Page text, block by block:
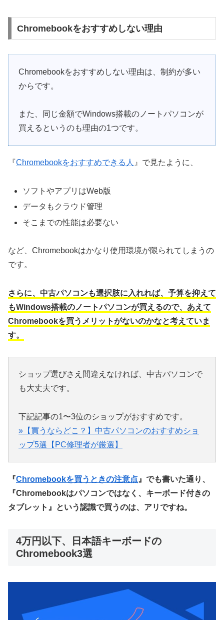
Chromebookをおすすめしない理由
Chromebookをおすすめしない理由は、制約が多い
からです。
また、同じ金額でWindows搭載のノートパソコンが
買えるというのも理由の1つです。
『Chromebookをおすすめできる人 』で見たように、
ソフトやアプリはWeb版
データもクラウド管理
そこまでの性能は必要ない
など、Chromebookはかなり使用環境が限られてしまうの
です。
さらに、中古パソコンも選択肢に入れれば、予算を抑えて
もWindows搭載のノートパソコンが買えるので、あえて
Chromebookを買うメリットがないのかなと考えていま
す。
ショップ選びさえ間違えなければ、中古パソコンで
も大丈夫です。
下記記事の1〜3位のショップがおすすめです。
»【買うならどこ？】中古パソコンのおすすめショ
ップ5選【PC修理者が厳選】
『Chromebookを買うときの注意点 』でも書いた通り、
『Chromebookはパソコンではなく、キーボード付きの
タブレット』という認識で買うのは、アリですね。
4万円以下、日本語キーボードの
Chromebook3選